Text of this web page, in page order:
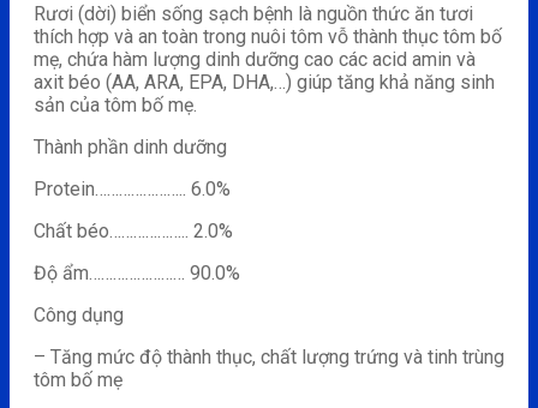
Rươi (dời) biển sống sạch bệnh là nguồn thức ăn tươi
thích hợp và an toàn trong nuôi tôm vỗ thành thục tôm bố
mẹ, chứa hàm lượng dinh dưỡng cao các acid amin và
axit béo (AA, ARA, EPA, DHA,…) giúp tăng khả năng sinh
sản của tôm bố mẹ.
Thành phần dinh dưỡng
Protein………………….. 6.0%
Chất béo……………….. 2.0%
Độ ẩm…………………… 90.0%
Công dụng
– Tăng mức độ thành thục, chất lượng trứng và tinh trùng
tôm bố mẹ